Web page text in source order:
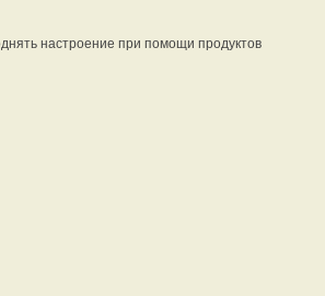
настроение при помощи продуктов